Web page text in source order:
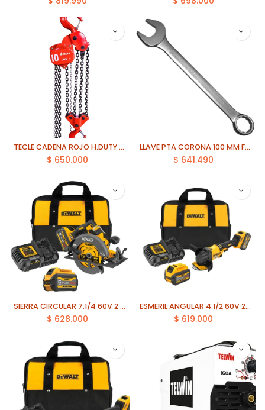
TECLE CADENA ROJO H.DUTY 10 TON 5 MTS CADENA ITAKA
$ 650.000
LLAVE PTA CORONA 100 MM FORCE (755100)
$ 641.490
SIERRA CIRCULAR 7.1/4 60V 2 BAT. 6,0 Ah FLEXVOLT DEWALT (DCS578T2-B2)
$ 628.000
ESMERIL ANGULAR 4.1/2 60V 2 BAT. 6.0Ah DEWALT (DCG418T2-B2)
$ 619.000